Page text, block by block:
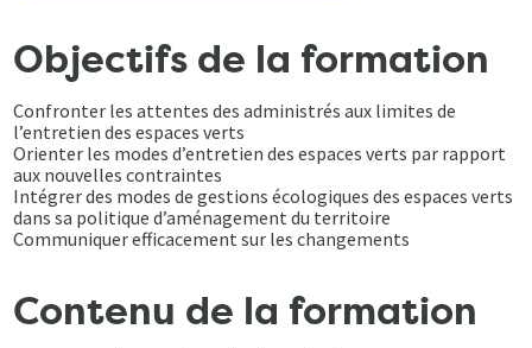
Objectifs de la formation
Confronter les attentes des administrés aux limites de
l’entretien des espaces verts
Orienter les modes d’entretien des espaces verts par rapport
aux nouvelles contraintes
Intégrer des modes de gestions écologiques des espaces verts
dans sa politique d’aménagement du territoire
Communiquer efficacement sur les changements
Contenu de la formation